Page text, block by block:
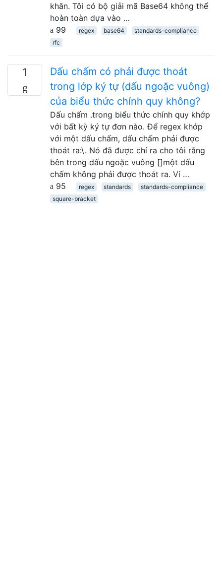
khăn. Tôi có bộ giải mã Base64 không thể
hoàn toàn dựa vào …
99
regex base64
standards-compliance
rfc
1
Dấu chấm có phải được thoát
trong lớp ký tự (dấu ngoặc vuông)
của biểu thức chính quy không?
Dấu chấm .trong biểu thức chính quy khớp
với bất kỳ ký tự đơn nào. Để regex khớp
với một dấu chấm, dấu chấm phải được
thoát ra:\. Nó đã được chỉ ra cho tôi rằng
bên trong dấu ngoặc vuông []một dấu
chấm không phải được thoát ra. Ví …
95
regex standards
standards-compliance
square-bracket